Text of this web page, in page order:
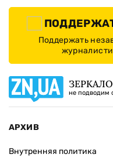
Поддержать
не подводим
АРХИВ
Внутренняя политика